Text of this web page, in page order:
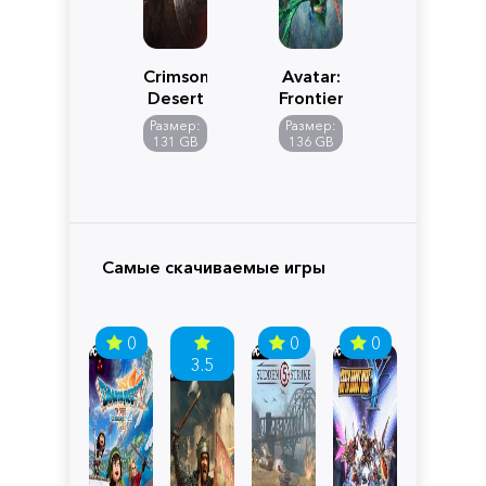
Crimson
Desert
Размер:
131 GB
Avatar:
Frontiers
of
Pandora
Размер:
136 GB
Самые скачиваемые игры
0
3.5
0 0